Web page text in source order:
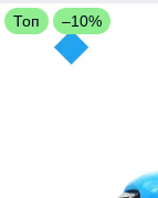
Топ –10%